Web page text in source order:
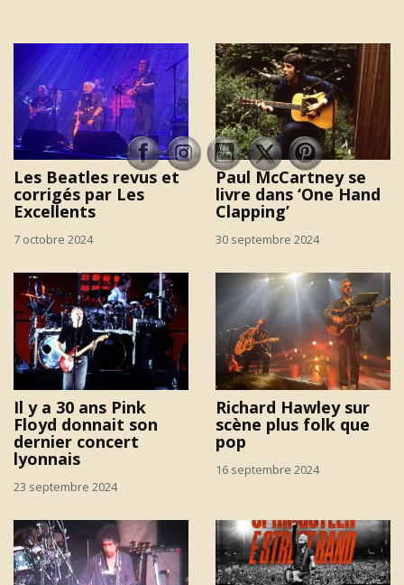
Les Beatles revus et
corrigés par Les
Excellents
7 octobre 2024
Paul McCartney se
livre dans ‘One Hand
Clapping’
30 septembre 2024
Il y a 30 ans Pink
Floyd donnait son
dernier concert
lyonnais
23 septembre 2024
Richard Hawley sur
scène plus folk que
pop
16 septembre 2024